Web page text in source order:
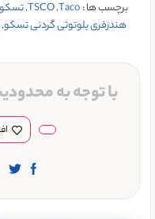
برچسب ها :Taco
,
TSCO
,تسکو
هندزفری بلوتوثی گردنی تسکو,
با توجه به